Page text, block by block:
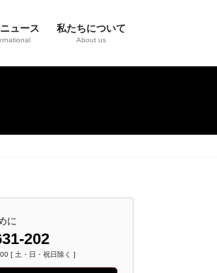
ュース 私たちについて
About us
に
202
[ 土・日・祝日除く ]